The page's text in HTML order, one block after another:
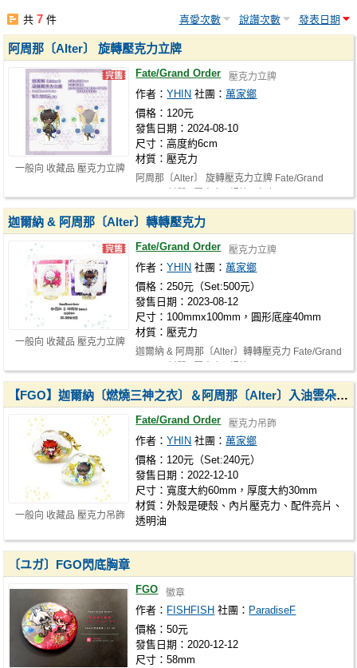
共7 件 喜愛次數 說讚次數 發表日期
一般向 收藏品 壓克力立牌
阿周那〔Alter〕 旋轉壓克力立牌
Fate/Grand Order 壓克力立牌
作者：YHIN 社團：萬家鄉
價格：120元
發售日期：2024-08-10
尺寸：高度約6cm
材質：壓克力
阿周那〔Alter〕 旋轉壓克力立牌 Fate/Grand
一般向 收藏品 壓克力立牌
迦爾納 & 阿周那〔Alter〕轉轉壓克力
Fate/Grand Order 壓克力立牌
作者：YHIN 社團：萬家鄉
價格：250元（Set:500元）
發售日期：2023-08-12
尺寸：100mmx100mm，圓形底座40mm
材質：壓克力
迦爾納 & 阿周那〔Alter〕轉轉壓克力 Fate/Grand
一般向 收藏品 壓克力吊飾
【FGO】迦爾納〔燃燒三神之衣〕＆阿周那〔Alter〕入油雲朵吊飾
Fate/Grand Order 壓克力吊飾
作者：YHIN 社團：萬家鄉
價格：120元（Set:240元）
發售日期：2022-12-10
尺寸：寬度大約60mm，厚度大約30mm
材質：外殼是硬殼、內片壓克力、配件亮片、
透明油
〔ユガ〕FGO閃底胸章
FGO 徽章
作者： FISHFISH 社團： ParadiseF
價格：50元
發售日期：2020-12-12
尺寸：58mm